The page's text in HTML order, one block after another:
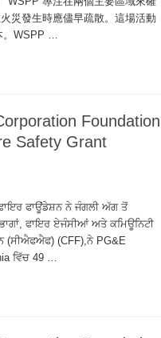
災發生時應儘早疏散。這場活動
。WSPP …
Foundation
Safety Grant
ਫਾਊਂਡੇਸ਼ਨ ਨੇ ਜੰਗਲੀ ਅੱਗ ਤੋਂ
ਫਾਇਰ ਏਜੰਸੀਆਂ ਅਤੇ ਕਮਿਊਨਿਟੀ
(CFF),ਨੇ PG&E
ਵਿੱਚ 49 …